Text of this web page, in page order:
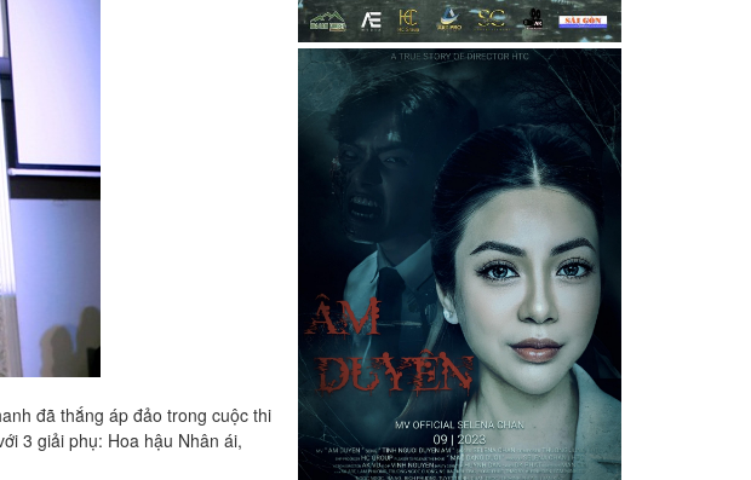
đã thắng áp đảo trong cuộc thi
3 giải phụ: Hoa hậu Nhân ái,